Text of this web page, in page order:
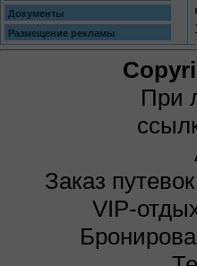
Документы
Размещение рекламы
При
Заказ
VIP-